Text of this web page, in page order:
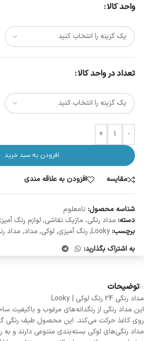
واحد کالا
تعداد در واحد کالا
-
+
افزودن به سبد خرید
مقایسه افزودن به علاقه مندی
شناسه محصول: نامعلوم
دسته: مداد رنگی، ماژیک نقاشی, لوازم رنگ
برچسب:Looky
, رنگ آمیزی, لوکی, مداد, مداد
به اشتراک بگذارید:
توضیحات
مداد رنگی 24 رنگ لوکی | Looky
این مداد رنگی از رنگدانه‌های مرغوب و باکیفیت
روی کاغذ حرکت می‌کند. این محصول طیف رنگی
مداد رنگی‌های لوکی بسته‌بندی متنوعی دارند و